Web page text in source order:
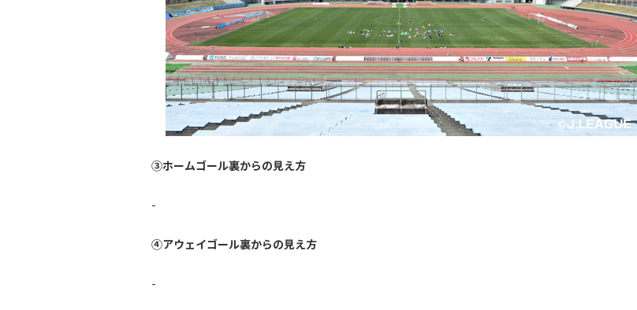
③ホームゴール裏からの見え方
-
④アウェイゴール裏からの見え方
-